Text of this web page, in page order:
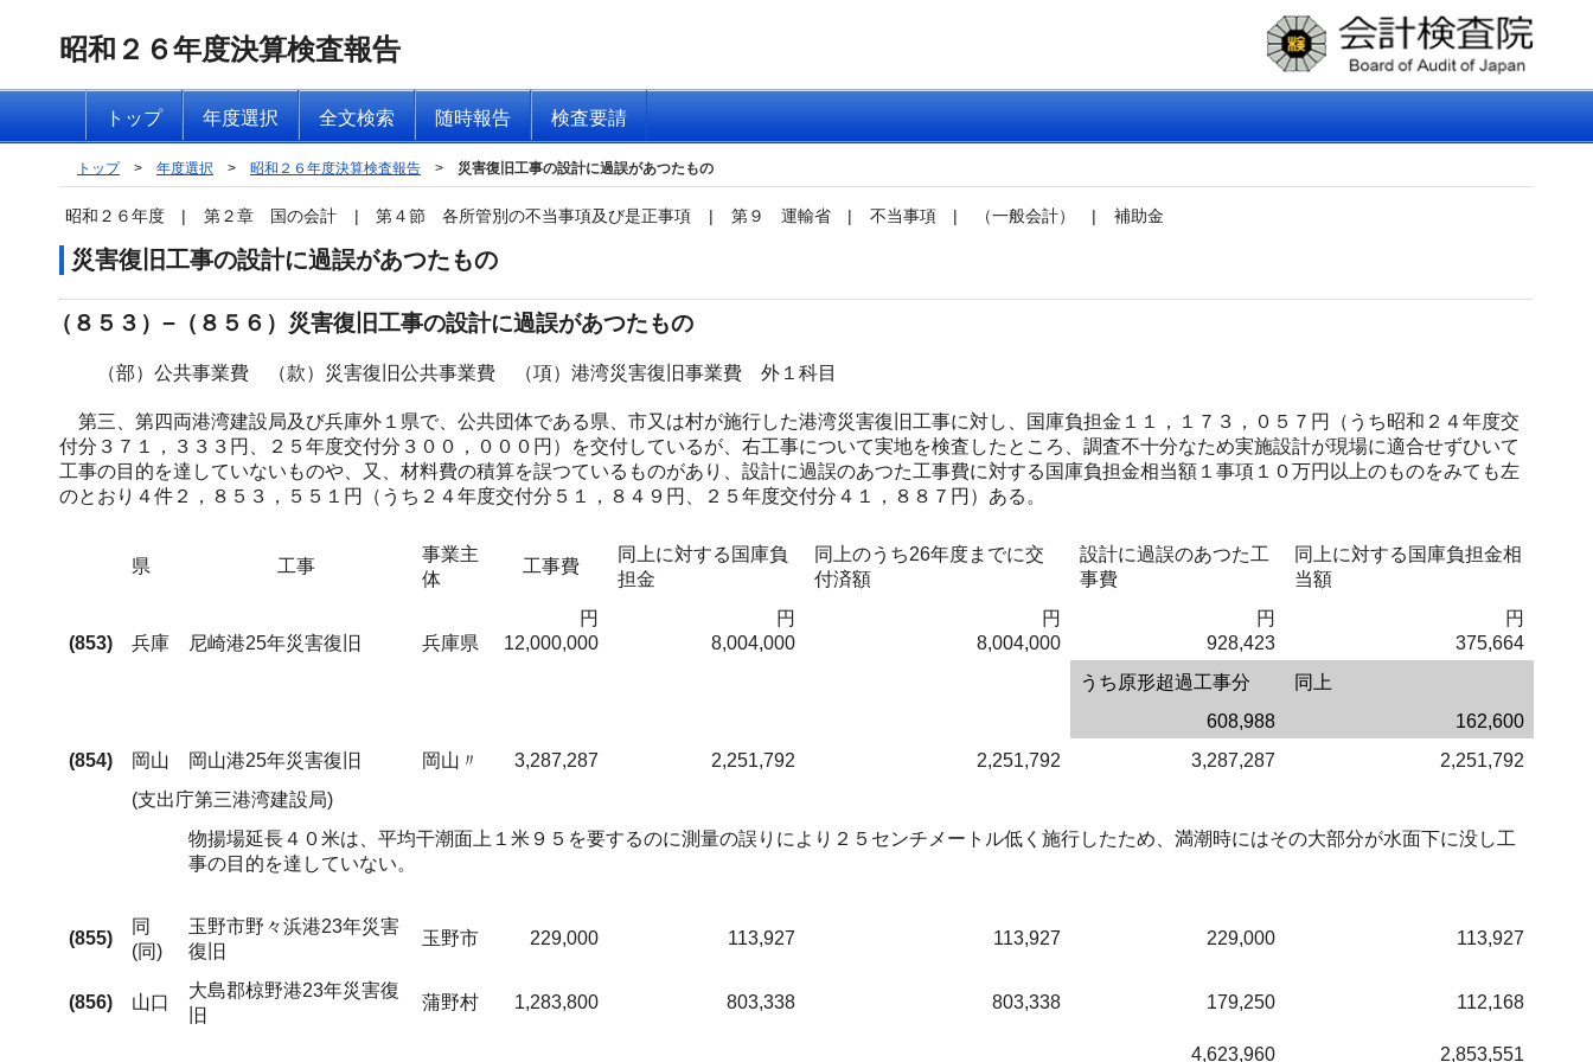
昭和２６年度決算検査報告
トップ 年度選択 全文検索 随時報告 検査要請
トップ > 年度選択 > 昭和２６年度決算検査報告 > 災害復旧工事の設計に過誤があつたもの
昭和２６年度 | 第２章 国の会計 | 第４節 各所管別の不当事項及び是正事項 | 第９ 運輸省 | 不当事項 | （一般会計） | 補助金
災害復旧工事の設計に過誤があつたもの
（８５３）−（８５６）災害復旧工事の設計に過誤があつたもの
（部）公共事業費 （款）災害復旧公共事業費 （項）港湾災害復旧事業費 外１科目
第三、第四両港湾建設局及び兵庫外１県で、公共団体である県、市又は村が施行した港湾災害復旧工事に対し、国庫負担金１１，１７３，０５７円（うち昭和２４年度交
付分３７１，３３３円、２５年度交付分３００，０００円）を交付しているが、右工事について実地を検査したところ、調査不十分なため実施設計が現場に適合せずひいて
工事の目的を達していないものや、又、材料費の積算を誤つているものがあり、設計に過誤のあつた工事費に対する国庫負担金相当額１事項１０万円以上のものをみても左
のとおり４件２，８５３，５５１円（うち２４年度交付分５１，８４９円、２５年度交付分４１，８８７円）ある。
県 工事
事業主
体
工事費
同上に対する国庫負
担金
同上のうち26年度までに交
付済額
設計に過誤のあつた工
事費
同上に対する国庫負担金相
当額
(853) 兵庫 尼崎港25年災害復旧 兵庫県
円
12,000,000
円
8,004,000
円
8,004,000
円
928,423
円
375,664
うち原形超過工事分
同上
608,988
162,600
(854)
岡山 岡山港25年災害復旧 岡山〃 3,287,287 2,251,792 2,251,792 3,287,287
2,251,792
(支出庁第三港湾建設局)
物揚場延長４０米は、平均干潮面上１米９５を要するのに測量の誤りにより２５センチメートル低く施行したため、満潮時にはその大部分が水面下に没し工
事の目的を達していない。
(855)
同
(同)
玉野市野々浜港23年災害
復旧
玉野市 229,000 113,927 113,927 229,000 113,927
(856) 山口
大島郡椋野港23年災害復
旧
蒲野村 1,283,800 803,338 803,338 179,250 112,168
4,623,960 2,853,551